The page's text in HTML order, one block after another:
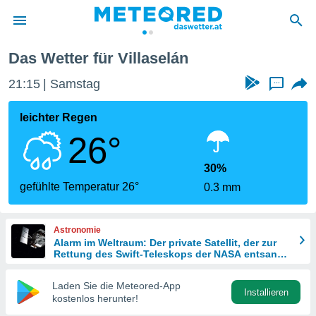
wurde
dass
sind.
diese
Das Wetter für Villaselán
21:15 Samstag ...
leichter Regen
26°
gefühlte Temperatur 26°
30%
0.3 mm
Astronomie
Alarm im Weltraum: Der private Satellit, der zur
Rettung des Swift-Teleskops der NASA entsandt
Laden Sie die Meteored-App
kostenlos herunter!
Installieren